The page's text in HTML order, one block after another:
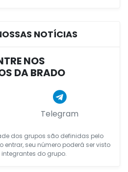
NOTÍCIAS
NOS
DA BRADO
Telegram
dos grupos são definidas pelo
entrar, seu número poderá ser visto
integrantes do grupo.